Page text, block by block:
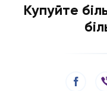
Купуйте